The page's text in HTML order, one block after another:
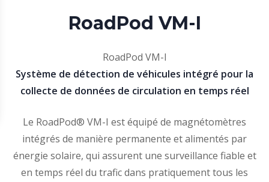
RoadPod VM-I
RoadPod VM-I
Système de détection de véhicules intégré pour la
collecte de données de circulation en temps réel
Le RoadPod® VM-I est équipé de magnétomètres
intégrés de manière permanente et alimentés par
énergie solaire, qui assurent une surveillance fiable et
en temps réel du trafic dans pratiquement tous les